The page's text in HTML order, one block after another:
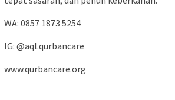
WA: 0857 1873 5254
IG: @aql.qurbancare
www.qurbancare.org